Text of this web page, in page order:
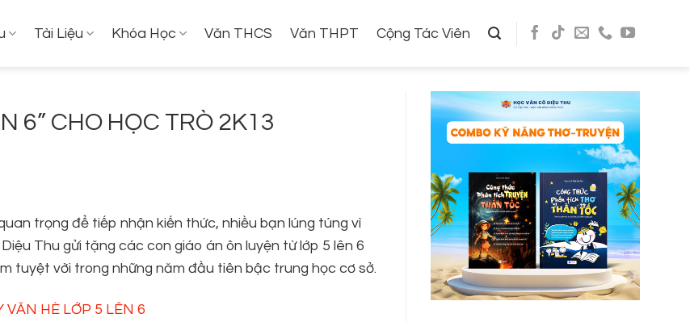
Tài Liệu Khóa Học Văn THCS Văn THPT Cộng Tác Viên
6” CHO HỌC TRÒ 2K13
trọng để tiếp nhận kiến thức, nhiều bạn lúng túng vì
Thu gửi tặng các con giáo án ôn luyện từ lớp 5 lên 6
tuyệt vời trong những năm đầu tiên bậc trung học cơ sở.
VĂN HÈ LỚP 5 LÊN 6